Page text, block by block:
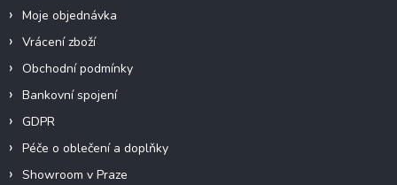
Moje objednávka
Vrácení zboží
Obchodní podmínky
Bankovní spojení
GDPR
Péče o oblečení a doplňky
Showroom v Praze